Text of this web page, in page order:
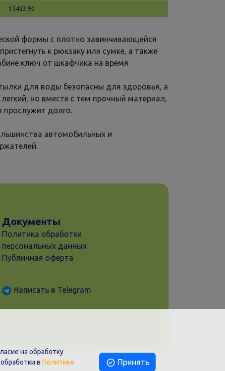
15423.90
формы с плотно завинчивающейся
к рюкзаку или сумке, а также
ключ от шкафчика на время
для воды безопасны для здоровья, а
но вместе с тем прочный материал,
прослужит долго.
автомобильных и
Документы
Политика обработки
персональных данных
Публичная оферта
Написать в Telegram
на обработку
в Политике
Принять